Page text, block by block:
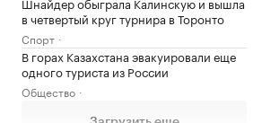
в четвертый круг турнира в Торонто
Спорт
В горах Казахстана эвакуировали еще
одного туриста из России
Общество